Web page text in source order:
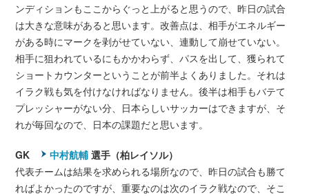
ンディションもここからぐっと上がると思うので、昨日の試合
は大きな意味があると思います。改善点は、相手がエネルギー
がある時にマークを剥がせていない、連動して崩せていない。
相手に狙われているにもかかわらず、パスを出して、獲られて
ショートカウンターということが前半よくありました。それは
イラク戦も気を付けなければなりません。後半は相手もバテて
プレッシャーがない分、日本らしいサッカーはできますが、そ
れが毎回なので、日本の課題だと思います。
GK 中村航輔 選手（柏レイソル）
代表チームは結果を求められる場所なので、昨日の試合も勝て
ればよかったのですが、重要なのは次のイラク戦なので、そこ